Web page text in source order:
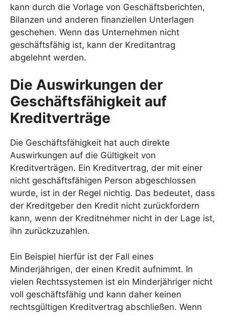
kann durch die Vorlage von Geschäftsberichten,
Bilanzen und anderen finanziellen Unterlagen
geschehen. Wenn das Unternehmen nicht
geschäftsfähig ist, kann der Kreditantrag
abgelehnt werden.
Die Auswirkungen der
Geschäftsfähigkeit auf
Kreditverträge
Die Geschäftsfähigkeit hat auch direkte
Auswirkungen auf die Gültigkeit von
Kreditverträgen. Ein Kreditvertrag, der mit einer
nicht geschäftsfähigen Person abgeschlossen
wurde, ist in der Regel nichtig. Das bedeutet, dass
der Kreditgeber den Kredit nicht zurückfordern
kann, wenn der Kreditnehmer nicht in der Lage ist,
ihn zurückzuzahlen.
Ein Beispiel hierfür ist der Fall eines
Minderjährigen, der einen Kredit aufnimmt. In
vielen Rechtssystemen ist ein Minderjähriger nicht
voll geschäftsfähig und kann daher keinen
rechtsgültigen Kreditvertrag abschließen. Wenn